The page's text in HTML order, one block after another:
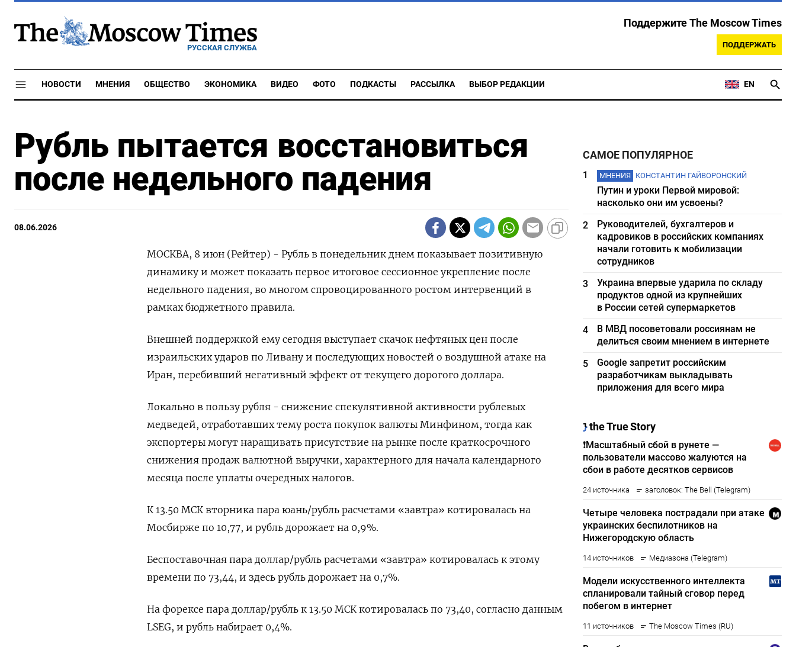
РУССКАЯ СЛУЖБА
Поддержите The Moscow Times
ПОДДЕРЖАТЬ
НОВОСТИ МНЕНИЯ ОБЩЕСТВО ЭКОНОМИКА ВИДЕО ФОТО ПОДКАСТЫ РАССЫЛКА ВЫБОР РЕДАКЦИИ EN
Рубль пытается восстановиться
после недельного падения
08.06.2026
МОСКВА, 8 июн (Рейтер) - Рубль в понедельник днем показывает позитивную
динамику и может показать первое итоговое сессионное укрепление после
недельного падения, во многом спровоцированного ростом интервенций в
рамках бюджетного правила.
Внешней поддержкой ему сегодня выступает скачок нефтяных цен после
израильских ударов по Ливану и последующих новостей о воздушной ‌атаке на
Иран, перебивший негативный эффект от текущего дорогого доллара.
Локально в пользу рубля - снижение спекулятивной активности рублевых
медведей, отработавших тему роста покупок валюты Минфином, тогда как
экспортеры могут наращивать присутствие на рынке после краткосрочного
снижения продаж валютной выручки, характерного для начала календарного
месяца после уплаты очередных ​налогов.
К 13.50 МСК вторника пара юань/рубль расчетами «завтра» котировалась ​на
Мосбирже по 10,77, и рубль ​дорожает на ⁠0,9%.
Беспоставочная пара доллар/рубль расчетами «завтра» котировалась к этому
времени по 73,44, и здесь рубль дорожает на 0,7%.
На форексе ‌пара доллар/рубль к 13.50 МСК котировалась по 73,40, согласно ‌данным
LSEG, и рубль набирает 0,4%.
САМОЕ ПОПУЛЯРНОЕ
1 МНЕНИЯ КОНСТАНТИН ГАЙВОРОНСКИЙ
Путин и уроки Первой мировой:
насколько они им усвоены?
2
Руководителей, бухгалтеров и
кадровиков в российских компаниях
начали готовить к мобилизации
сотрудников
3
Украина впервые ударила по складу
продуктов одной из крупнейших
в России сетей супермаркетов
4
В МВД посоветовали россиянам не
делиться своим мнением в интернете
5
Google запретит российским
разработчикам выкладывать
приложения для всего мира